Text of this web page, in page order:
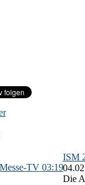
03:19
ISM
Die